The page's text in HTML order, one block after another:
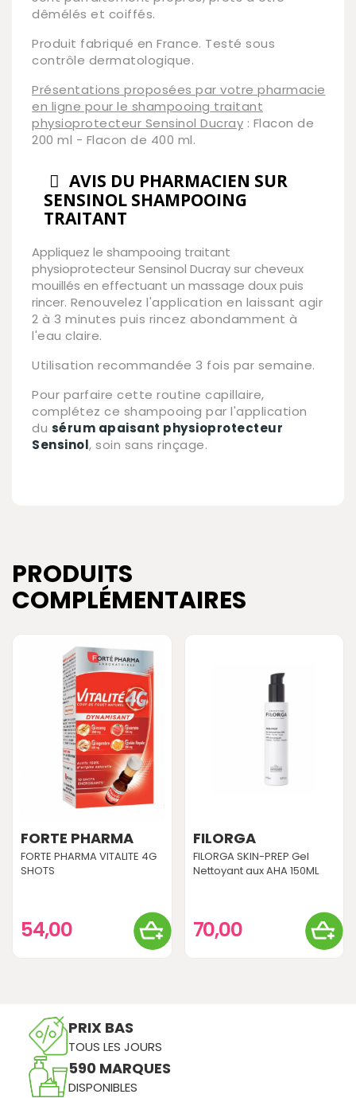
dêmélés et coiffés.
Produit fabriqué en France. Testé sous
contrôle dermatologique.
Présentations proposées par votre pharmacie
en ligne pour le shampooing traitant
physioprotecteur Sensinol Ducray : Flacon de
200 ml - Flacon de 400 ml.
AVIS DU PHARMACIEN SUR
SENSINOL SHAMPOOING
TRAITANT
Appliquez le shampooing traitant
physioprotecteur Sensinol Ducray sur cheveux
mouillés en effectuant un massage doux puis
rincer. Renouvelez l'application en laissant agir
2 à 3 minutes puis rincez abondamment à
l'eau claire.
Utilisation recommandée 3 fois par semaine.
Pour parfaire cette routine capillaire,
complétez ce shampooing par l'application
du sérum apaisant physioprotecteur
Sensinol, soin sans rinçage.
PRODUITS
COMPLÉMENTAIRES
FORTE PHARMA
FORTE PHARMA VITALITE 4G
SHOTS
54,00
FILORGA
FILORGA SKIN-PREP Gel
Nettoyant aux AHA 150ML
70,00
PRIX BAS
TOUS LES JOURS
590 MARQUES
DISPONIBLES